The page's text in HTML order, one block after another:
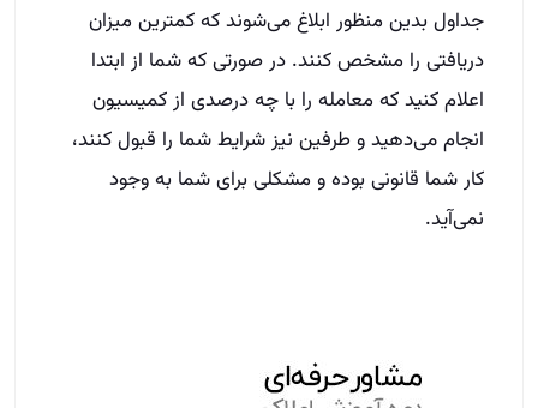
جداول بدین منظور ابلاغ می‌شوند که کمترین میزان
دریافتی را مشخص کنند. در صورتی که شما از ابتدا
اعلام کنید که معامله را با چه درصدی از کمیسیون
انجام می‌دهید و طرفین نیز شرایط شما را قبول کنند،
کار شما قانونی بوده و مشکلی برای شما به وجود
نمی‌آید.